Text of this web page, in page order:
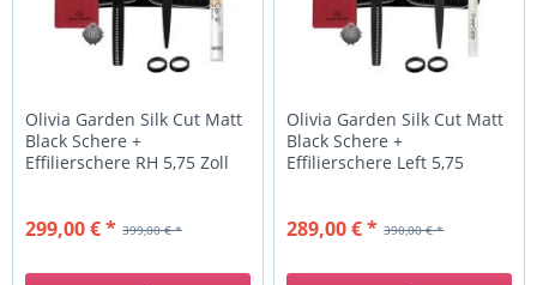
Olivia Garden Silk Cut Matt
Black Schere +
Effilierschere RH 5,75 Zoll
399,00 € *
299,00 € *
Olivia Garden Silk Cut Matt
Black Schere +
Effilierschere Left 5,75
390,00 € *
289,00 € *